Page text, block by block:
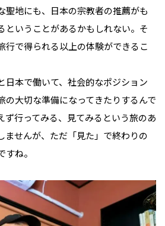
聖地にも、日本の宗教者の推薦がも
ということがあるかもしれない。そ
行で得られる以上の体験ができるこ
日本で働いて、社会的なポジション
の大切な準備になってきたりするんで
ず行ってみる、見てみるという旅のあ
ませんが、ただ「見た」で終わりの
ね。